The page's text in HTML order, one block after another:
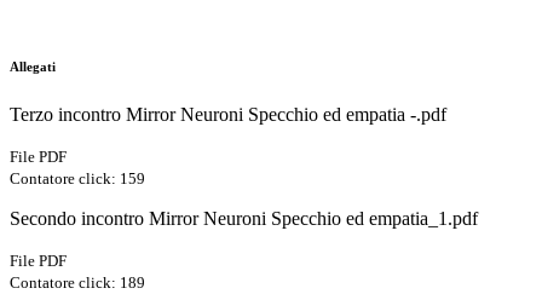
Allegati
Terzo incontro Mirror Neuroni Specchio ed empatia -.pdf
File PDF
Contatore click: 159
Secondo incontro Mirror Neuroni Specchio ed empatia_1.pdf
File PDF
Contatore click: 189